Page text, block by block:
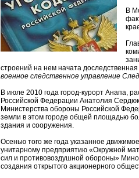
В
строений на нем начата доследственная
военное следственное управление
В июле 2010 года город-курорт Анапа,
Российской Федерации Анатолия
Министерства обороны Российской
земли в этом городе общей площадью
здания и сооружения.
Осенью того же года указанное
унитарному предприятию «Окружной
сил и противовоздушной обороны»
создания открытого акционерного